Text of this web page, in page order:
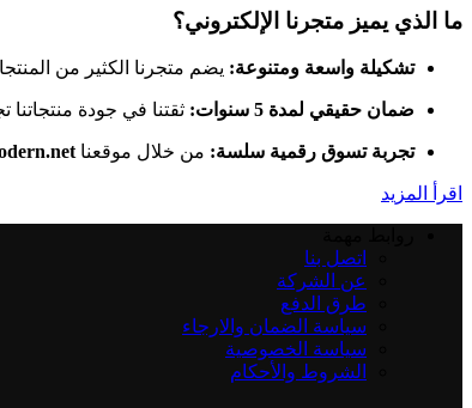
ما الذي يميز متجرنا الإلكتروني؟
تشكيلة واسعة ومتنوعة: يضم متجرنا الكثير من
ضمان حقيقي لمدة 5 سنوات: ثقتنا في جودة منتجاتنا تجعلنا نقدم ضماناً
تجربة تسوق رقمية سلسة: من خلال موقعنا
اقرأ المزيد
اتصل بنا
عن الشركة
طرق الدفع
سياسة الضمان والارجاء
سياسة الخصوصية
الشروط والأحكام